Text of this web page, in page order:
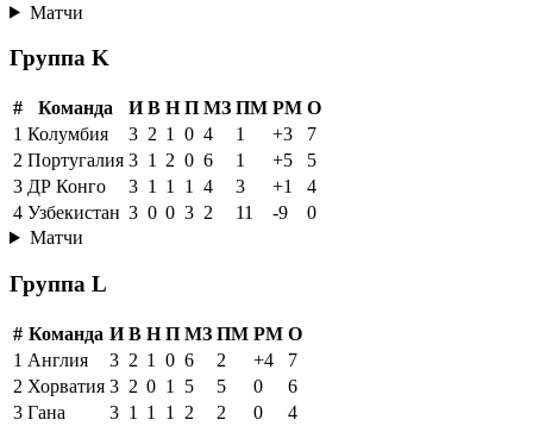
Матчи
Группа K
# Команда И В Н П МЗ ПМ РМ О
1 Колумбия 3 2 1 0 4 1 +3
7
2 Португалия 3 1 2 0 6 1 +5
5
3 ДР Конго 3 1 1 1 4 3 +1
4
4 Узбекистан 3 0 0 3 2 11 -9
0
Матчи
Группа L
# Команда И В Н П МЗ ПМ РМ О
1 Англия 3 2 1 0 6 2 +4
7
2 Хорватия 3 2 0 1 5 5 0
6
3 Гана 3 1 1 1 2 2 0
4